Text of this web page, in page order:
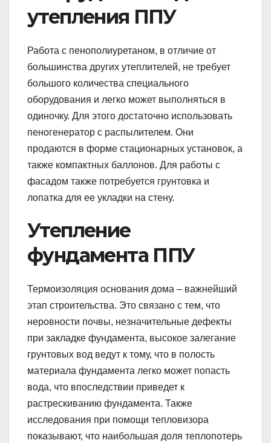
утепления ППУ
Работа с пенополиуретаном, в отличие от
большинства других утеплителей, не требует
большого количества специального
оборудования и легко может выполняться в
одиночку. Для этого достаточно использовать
пеногенератор с распылителем. Они
продаются в форме стационарных установок, а
также компактных баллонов. Для работы с
фасадом также потребуется грунтовка и
лопатка для ее укладки на стену.
Утепление
фундамента ППУ
Термоизоляция основания дома – важнейший
этап строительства. Это связано с тем, что
неровности почвы, незначительные дефекты
при закладке фундамента, высокое залегание
грунтовых вод ведут к тому, что в полость
материала фундамента легко может попасть
вода, что впоследствии приведет к
растрескиванию фундамента. Также
исследования при помощи тепловизора
показывают, что наибольшая доля теплопотерь